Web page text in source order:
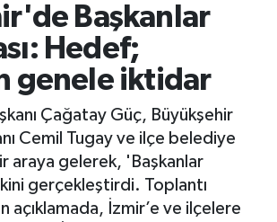
Başkanlar
Hedef;
genele iktidar
Çağatay Güç, Büyükşehir
Cemil Tugay ve ilçe belediye
araya gelerek, 'Başkanlar
gerçekleştirdi. Toplantı
açıklamada, İzmir’e ve ilçelere
Haberleri